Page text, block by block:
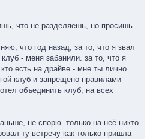
что не разделяешь, но просишь
что год назад, за то, что я звал
- меня забанили. за то, что я
есть на драйве - мне ты лично
клуб и запрещено правилами
объединить клуб, на всех
не спорю. только на неё никто
ту встречу как только пришла